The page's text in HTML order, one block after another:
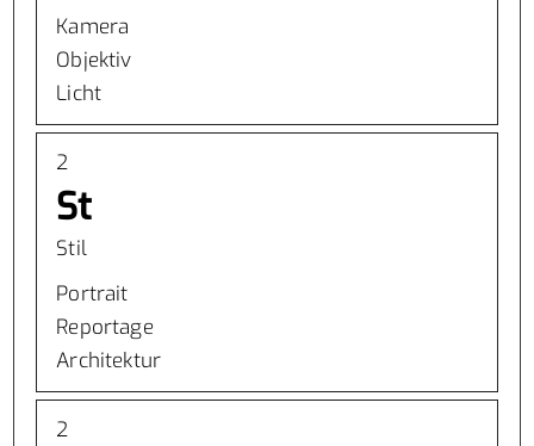
Kamera
Objektiv
Licht
2
St
Stil
Portrait
Reportage
Architektur
2